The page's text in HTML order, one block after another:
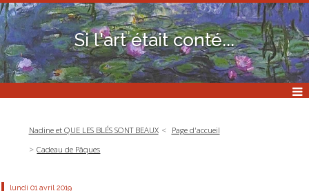
Si l'art était conté...
Nadine et QUE LES BLÉS SONT BEAUX
Page d'accueil
Cadeau de Pâques
lundi 01 avril 2019